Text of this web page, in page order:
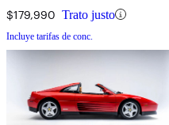
$179,990 Trato justo
Incluye tarifas de conc.